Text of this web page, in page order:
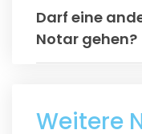
Darf eine
Notar gehen?
Weitere